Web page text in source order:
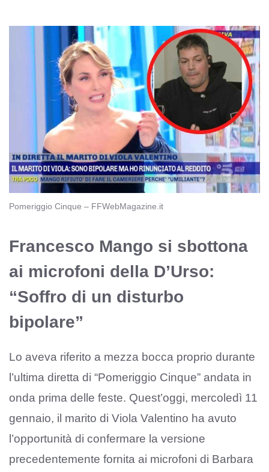
Pomeriggio Cinque – FFWebMagazine.it
Francesco Mango si sbottona
ai microfoni della D’Urso:
“Soffro di un disturbo
bipolare”
Lo aveva riferito a mezza bocca proprio durante
l’ultima diretta di “Pomeriggio Cinque” andata in
onda prima delle feste. Quest’oggi, mercoledì 11
gennaio, il marito di Viola Valentino ha avuto
l’opportunità di confermare la versione
precedentemente fornita ai microfoni di Barbara